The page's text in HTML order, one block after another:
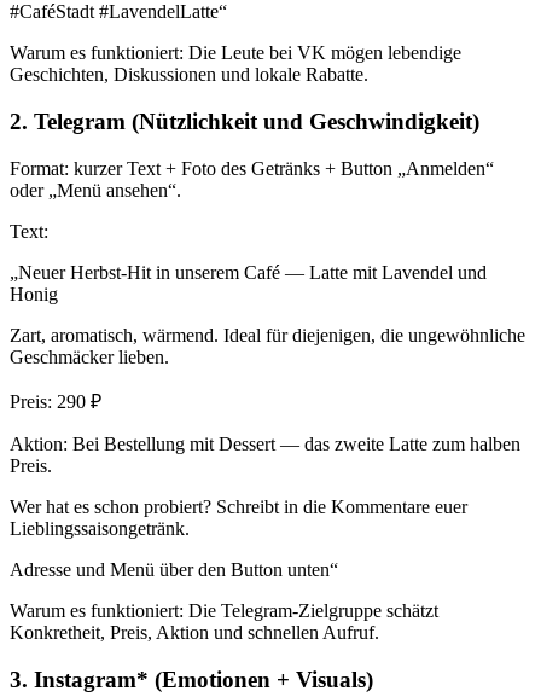
#CaféStadt #LavendelLatte“
Warum es funktioniert: Die Leute bei VK mögen lebendige
Geschichten, Diskussionen und lokale Rabatte.
2. Telegram (Nützlichkeit und Geschwindigkeit)
Format: kurzer Text + Foto des Getränks + Button „Anmelden“
oder „Menü ansehen“.
Text:
„Neuer Herbst-Hit in unserem Café — Latte mit Lavendel und
Honig
Zart, aromatisch, wärmend. Ideal für diejenigen, die ungewöhnliche
Geschmäcker lieben.
Preis: 290 ₽
Aktion: Bei Bestellung mit Dessert — das zweite Latte zum halben
Preis.
Wer hat es schon probiert? Schreibt in die Kommentare euer
Lieblingssaisongetränk.
Adresse und Menü über den Button unten“
Warum es funktioniert: Die Telegram-Zielgruppe schätzt
Konkretheit, Preis, Aktion und schnellen Aufruf.
3. Instagram* (Emotionen + Visuals)